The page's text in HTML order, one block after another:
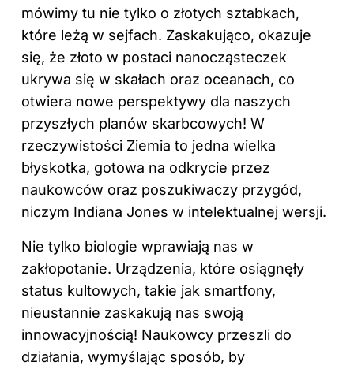
mówimy tu nie tylko o złotych sztabkach,
które leżą w sejfach. Zaskakująco, okazuje
się, że złoto w postaci nanocząsteczek
ukrywa się w skałach oraz oceanach, co
otwiera nowe perspektywy dla naszych
przyszłych planów skarbcowych! W
rzeczywistości Ziemia to jedna wielka
błyskotka, gotowa na odkrycie przez
naukowców oraz poszukiwaczy przygód,
niczym Indiana Jones w intelektualnej wersji.
Nie tylko biologie wprawiają nas w
zakłopotanie. Urządzenia, które osiągnęły
status kultowych, takie jak smartfony,
nieustannie zaskakują nas swoją
innowacyjnością! Naukowcy przeszli do
działania, wymyślając sposób, by